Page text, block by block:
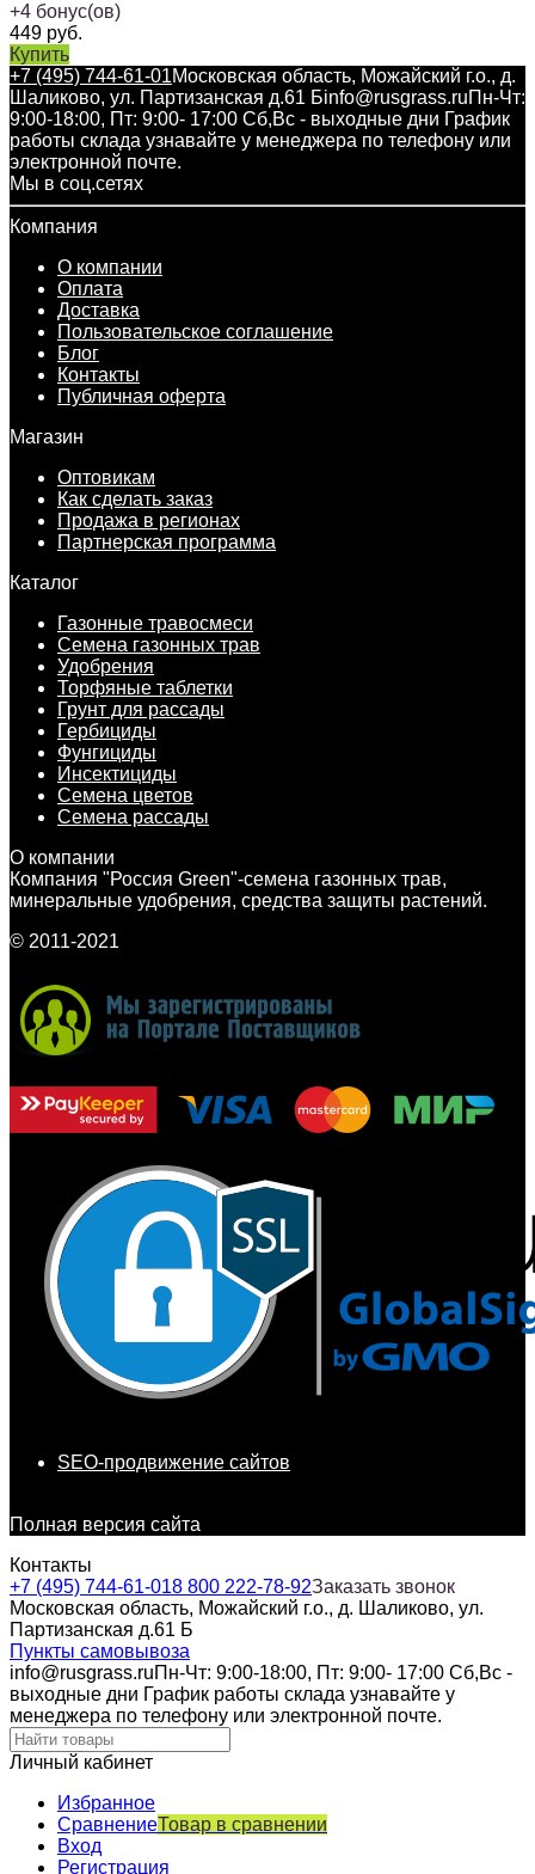
+4 бонус(ов)
449 руб.
Купить
+7 (495) 744-61-01Московская область, Можайский г.о., д.
Шаликово, ул. Партизанская д.61 Бinfo@rusgrass.ruПн-Чт:
9:00-18:00, Пт: 9:00- 17:00 Сб,Вс - выходные дни График
работы склада узнавайте у менеджера по телефону или
электронной почте.
Мы в соц.сетях
Компания
О компании
Оплата
Доставка
Пользовательское соглашение
Блог
Контакты
Публичная оферта
Магазин
Оптовикам
Как сделать заказ
Продажа в регионах
Партнерская программа
Каталог
Газонные травосмеси
Семена газонных трав
Удобрения
Торфяные таблетки
Грунт для рассады
Гербициды
Фунгициды
Инсектициды
Семена цветов
Семена рассады
О компании
Компания "Россия Green"-семена газонных трав,
минеральные удобрения, средства защиты растений.
© 2011-2021
SEO-продвижение сайтов
Полная версия сайта
Контакты
+7 (495) 744-61-018 800 222-78-92Заказать звонок
Московская область, Можайский г.о., д. Шаликово, ул.
Партизанская д.61 Б
Пункты самовывоза
info@rusgrass.ruПн-Чт: 9:00-18:00, Пт: 9:00- 17:00 Сб,Вс -
выходные дни График работы склада узнавайте у
менеджера по телефону или электронной почте.
Личный кабинет
Избранное
СравнениеТовар в сравнении
Вход
Регистрация